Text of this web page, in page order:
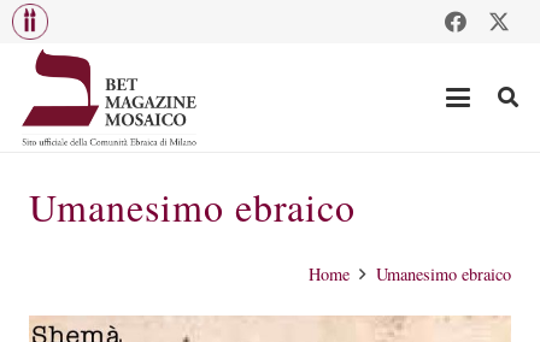
Umanesimo ebraico
Home Umanesimo ebraico